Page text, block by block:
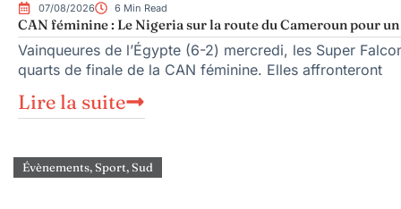
07/08/2026 6 Min Read
CAN féminine : Le Nigeria sur la route du Cameroun pour
Vainqueures de l’Égypte (6-2) mercredi, les Super
quarts de finale de la CAN féminine. Elles affronteront
Lire la suite
Évènements,Sport,Sud